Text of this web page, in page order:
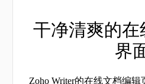
干净清爽的在
界
Zoho Writer的在线文档编